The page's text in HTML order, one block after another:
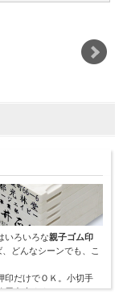
いろいろな親子ゴム印
どんなシーンでも、こ
印だけでＯＫ。小切手
用出来ます。